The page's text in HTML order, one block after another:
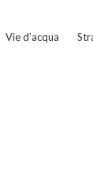
Vie d’acqua